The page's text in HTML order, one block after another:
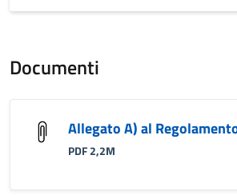
Documenti
Allegato A) al
PDF 2,2M